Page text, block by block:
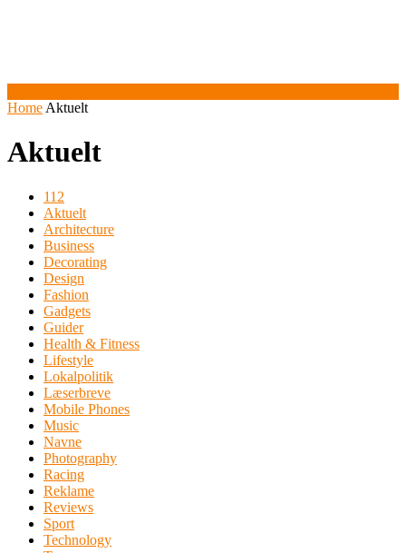
Home Aktuelt
Aktuelt
112
Aktuelt
Architecture
Business
Decorating
Design
Fashion
Gadgets
Guider
Health & Fitness
Lifestyle
Lokalpolitik
Læserbreve
Mobile Phones
Music
Navne
Photography
Racing
Reklame
Reviews
Sport
Technology